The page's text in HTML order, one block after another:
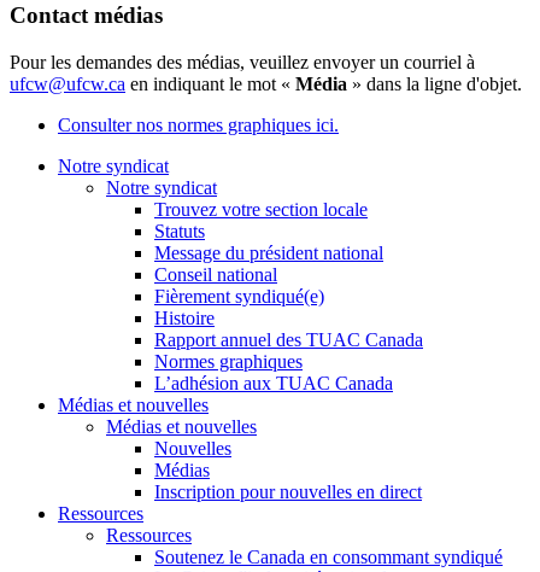
Contact médias
Pour les demandes des médias, veuillez envoyer un courriel à
ufcw@ufcw.ca en indiquant le mot « Média » dans la ligne d'objet.
Consulter nos normes graphiques ici.
Notre syndicat
Notre syndicat
Trouvez votre section locale
Statuts
Message du président national
Conseil national
Fièrement syndiqué(e)
Histoire
Rapport annuel des TUAC Canada
Normes graphiques
L’adhésion aux TUAC Canada
Médias et nouvelles
Médias et nouvelles
Nouvelles
Médias
Inscription pour nouvelles en direct
Ressources
Ressources
Soutenez le Canada en consommant syndiqué